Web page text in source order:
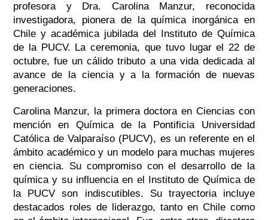
profesora y Dra. Carolina Manzur, reconocida
investigadora, pionera de la química inorgánica en
Chile y académica jubilada del Instituto de Química
de la PUCV. La ceremonia, que tuvo lugar el 22 de
octubre, fue un cálido tributo a una vida dedicada al
avance de la ciencia y a la formación de nuevas
generaciones.
Carolina Manzur, la primera doctora en Ciencias con
mención en Química de la Pontificia Universidad
Católica de Valparaíso (PUCV), es un referente en el
ámbito académico y un modelo para muchas mujeres
en ciencia. Su compromiso con el desarrollo de la
química y su influencia en el Instituto de Química de
la PUCV son indiscutibles. Su trayectoria incluye
destacados roles de liderazgo, tanto en Chile como